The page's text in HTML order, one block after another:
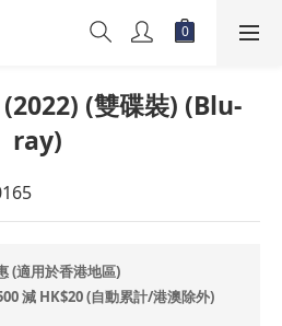
(雙碟裝) (Blu-
ray)
(適用於香港地區)
減 HK$20 (自動累計/港澳除外)